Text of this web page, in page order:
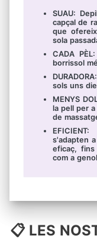
SUAU:
capçal de
que
sola
CADA
borrissol
sols uns
MENYS
la pell per
de
s'adapten
eficaç,
com a
📋 LES